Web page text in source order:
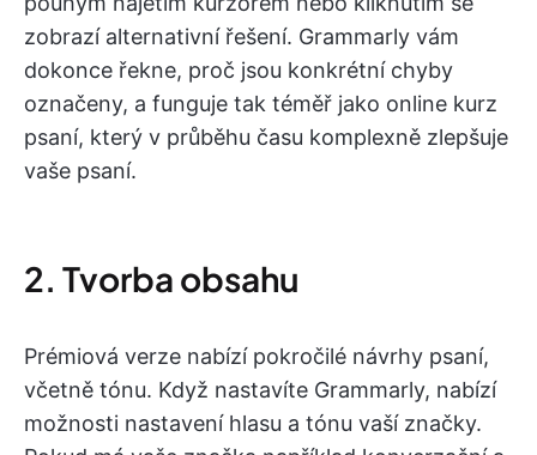
zobrazí alternativní řešení. Grammarly vám
dokonce řekne, proč jsou konkrétní chyby
označeny, a funguje tak téměř jako online kurz
psaní, který v průběhu času komplexně zlepšuje
vaše psaní.
2. Tvorba obsahu
Prémiová verze nabízí pokročilé návrhy psaní,
včetně tónu. Když nastavíte Grammarly, nabízí
možnosti nastavení hlasu a tónu vaší značky.